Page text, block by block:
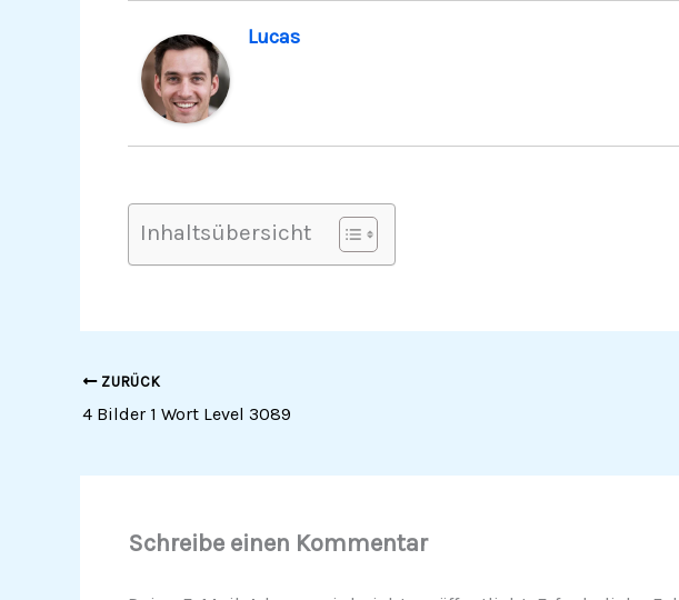
Lucas
Inhaltsübersicht
ZURÜCK
4 Bilder 1 Wort Level 3089
Schreibe einen Kommentar